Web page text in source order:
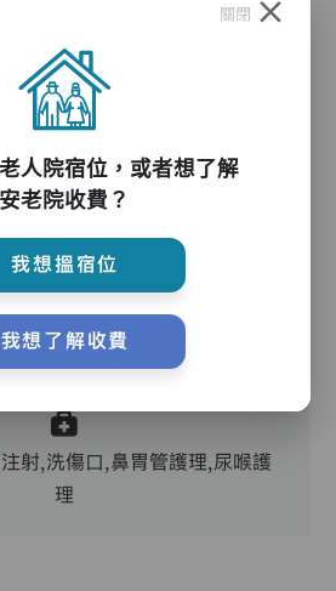
,防滑扶手,助行器/拐杖,輪椅
牙科
核派藥、量度生命表徵、協助沐
、餵飯、換尿片
射,洗傷口,鼻胃管護理,尿喉護
理
關閉
人院宿位，或者想了解
安老院收費？
我想搵宿位
我想了解收費